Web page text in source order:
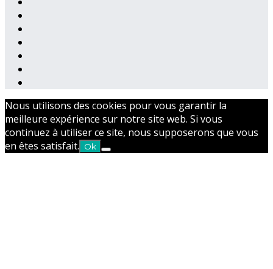
Nous utilisons des cookies pour vous garantir la
meilleure expérience sur notre site web. Si vous
continuez à utiliser ce site, nous supposerons que vous
en êtes satisfait.
Ok